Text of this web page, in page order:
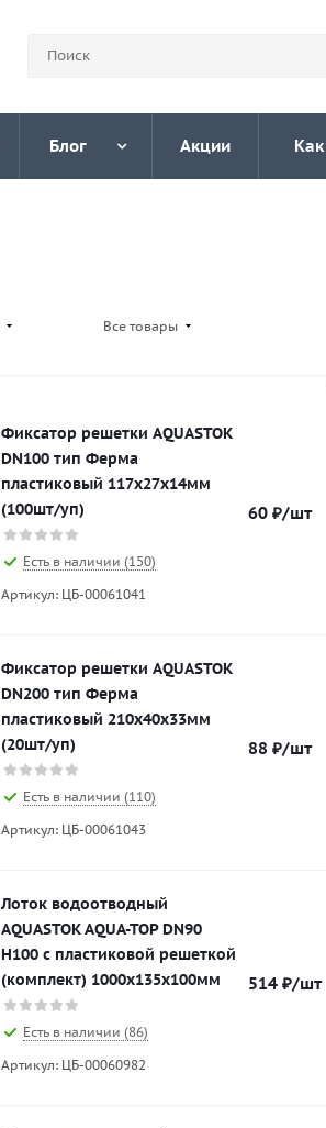
Блог Акции
Все товары
Фиксатор решетки AQUASTOK
DN100 тип Ферма
пластиковый 117х27х14мм
(100шт/уп)
Есть в наличии (150)
Артикул: ЦБ-00061041
60 ₽/шт
Фиксатор решетки AQUASTOK
DN200 тип Ферма
пластиковый 210х40х33мм
(20шт/уп)
Есть в наличии (110)
Артикул: ЦБ-00061043
88 ₽/шт
Лоток водоотводный
AQUASTOK AQUA-TOP DN90
H100 с пластиковой решеткой
(комплект) 1000х135х100мм
Есть в наличии (86)
Артикул: ЦБ-00060982
514 ₽/шт